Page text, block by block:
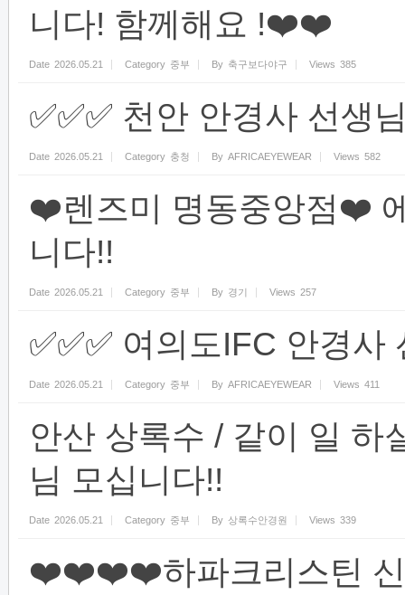
니다! 함께해요 !❤️❤️
Date 2026.05.21 Category 중부 By 축구보다야구 Views 385
✅✅✅ 천안 안경사 선생
Date 2026.05.21 Category 충청 By AFRICAEYEWEAR Views 582
❤️렌즈미 명동중앙점❤️
니다!!
Date 2026.05.21 Category 중부 By 경기 Views 257
✅✅✅ 여의도IFC 안경사
Date 2026.05.21 Category 중부 By AFRICAEYEWEAR Views 411
안산 상록수 / 같이 일 하
님 모십니다!!
Date 2026.05.21 Category 중부 By 상록수안경원 Views 339
❤️❤️❤️❤️하파크리스틴 신